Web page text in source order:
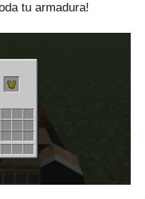
tu armadura!